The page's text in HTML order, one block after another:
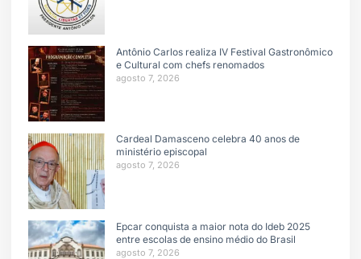
Antônio Carlos realiza IV Festival Gastronômico
e Cultural com chefs renomados
agosto 7, 2026
Cardeal Damasceno celebra 40 anos de
ministério episcopal
agosto 7, 2026
Epcar conquista a maior nota do Ideb 2025
entre escolas de ensino médio do Brasil
agosto 7, 2026